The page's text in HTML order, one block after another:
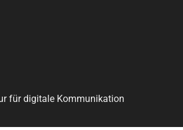
für digitale Kommunikation